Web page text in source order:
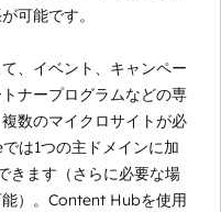
可能です。
、イベント、キャンペー
ナープログラムなどの専
数のマイクロサイトが必
は1つの主ドメインに加
きます（さらに必要な場
）。Content Hubを使用